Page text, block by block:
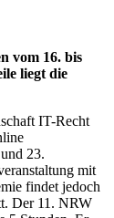
vom 16. bis
liegt die
IT-Recht
23.
mit
findet jedoch
Der 11. NRW